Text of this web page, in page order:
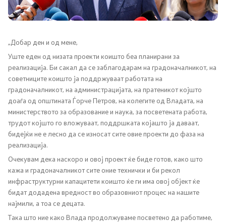
Канцеларија на Претседателот на Владата
Состав на Владата
Министерства
СОЗР
Комисии
Национални координатори
Генерален Секретаријат
„Добар ден и од мене,
Уште еден од низата проекти коишто беа планирани за
реализација. Би сакал да се заблагодарам на градоначалникот, на
советниците коишто ја поддржуваат работата на
градоначалникот, на администрацијата, на пратеникот којшто
доаѓа од општината Ѓорче Петров, на колегите од Владата, на
министерството за образование и наука, за посветената работа,
трудот којшто го вложуваат, поддршката којашто ја даваат,
бидејќи не е лесно да се износат сите овие проекти до фаза на
реализација.
Очекувам дека наскоро и овој проект ќе биде готов, како што
кажа и градоначалникот сите оние технички и би рекол
инфраструктурни капацитети коишто ќе ги има овој објект ќе
бидат додадена вредност во образовниот процес на нашите
најмили, а тоа се децата.
Така што ние како Влада продолжуваме посветено да работиме,